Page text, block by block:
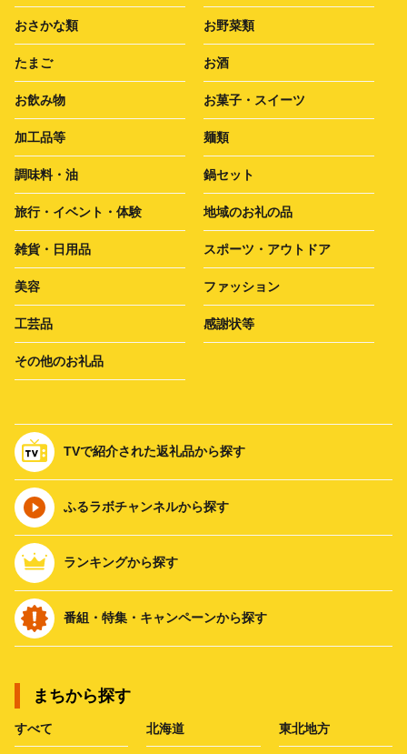
おさかな類 お野菜類
たまご お酒
お飲み物 お菓子・スイーツ
加工品等 麺類
調味料・油 鍋セット
旅行・イベント・体験 地域のお礼の品
雑貨・日用品 スポーツ・アウトドア
美容 ファッション
工芸品 感謝状等
その他のお礼品
TVで紹介された返礼品から探す
ふるラボチャンネルから探す
ランキングから探す
番組・特集・キャンペーンから探す
まちから探す
すべて 北海道 東北地方